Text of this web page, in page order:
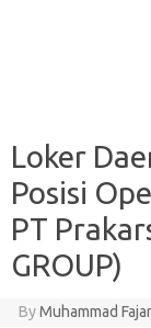
Loker
Posisi
PT
GROUP)
ByMuhammad Fajar